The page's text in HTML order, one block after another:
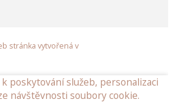
stránka vytvořená v
poskytování služeb, personalizaci
návštěvnosti soubory cookie.